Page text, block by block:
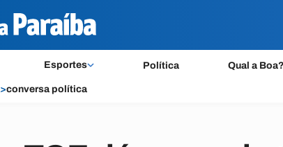
Esportes Política Qual a Boa?
>conversa política